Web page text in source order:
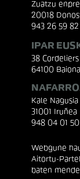
Zuatzu
20018
943 26 59 82
IPAR
38
64100 Baiona
Kale
31001 Iruñea
948 04 01 50
Webgune
Aitortu-
baten